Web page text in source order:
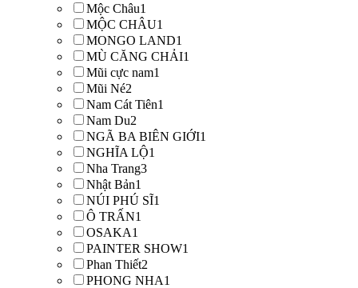
Mộc Châu1
MỘC CHÂU1
MONGO LAND1
MÙ CĂNG CHẢI1
Mũi cực nam1
Mũi Né2
Nam Cát Tiên1
Nam Du2
NGÃ BA BIÊN GIỚI1
NGHĨA LỘ1
Nha Trang3
Nhật Bản1
NÚI PHÚ SĨ1
Ô TRẤN1
OSAKA1
PAINTER SHOW1
Phan Thiết2
PHONG NHA1